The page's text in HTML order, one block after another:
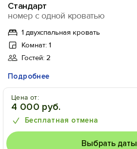
Стандарт
номер с одной кроватью
1 двухспальная кровать
Комнат: 1
Гостей: 2
Подробнее
Цена от:
4 000 руб.
Бесплатная отмена
Выбрать даты